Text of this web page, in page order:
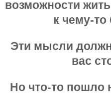
возможности
к чему-
Эти мысли
вас
Но что-то пошло